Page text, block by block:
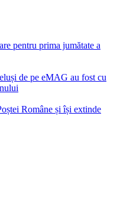
pentru prima jumătate a
de pe eMAG au fost cu
Române și își extinde